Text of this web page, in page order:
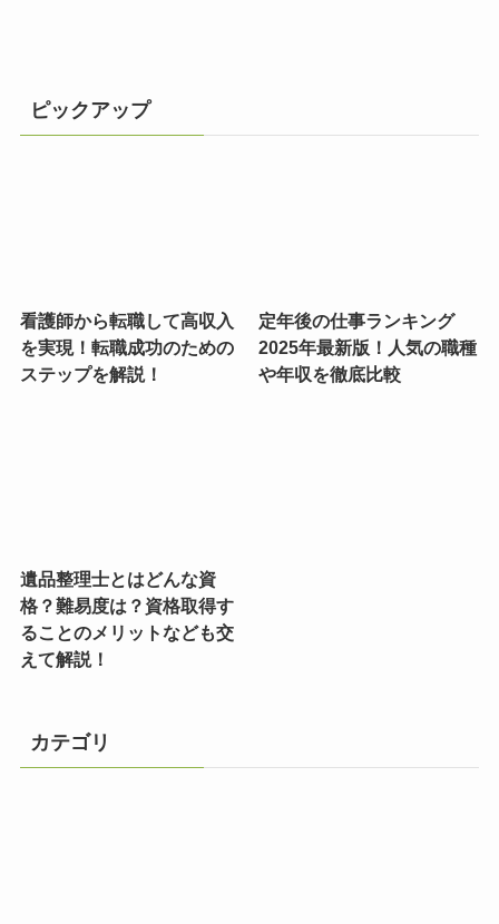
ピックアップ
看護師から転職して高収入
を実現！転職成功のための
ステップを解説！
定年後の仕事ランキング
2025年最新版！人気の職種
や年収を徹底比較
遺品整理士とはどんな資
格？難易度は？資格取得す
ることのメリットなども交
えて解説！
カテゴリ